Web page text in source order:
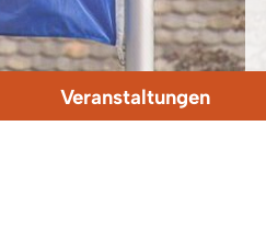
Veranstaltungen